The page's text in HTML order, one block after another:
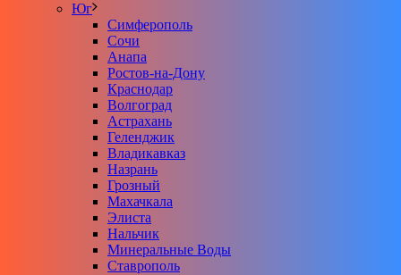
Юг
Симферополь
Сочи
Анапа
Ростов-на-Дону
Краснодар
Волгоград
Астрахань
Геленджик
Владикавказ
Назрань
Грозный
Махачкала
Элиста
Нальчик
Минеральные Воды
Ставрополь